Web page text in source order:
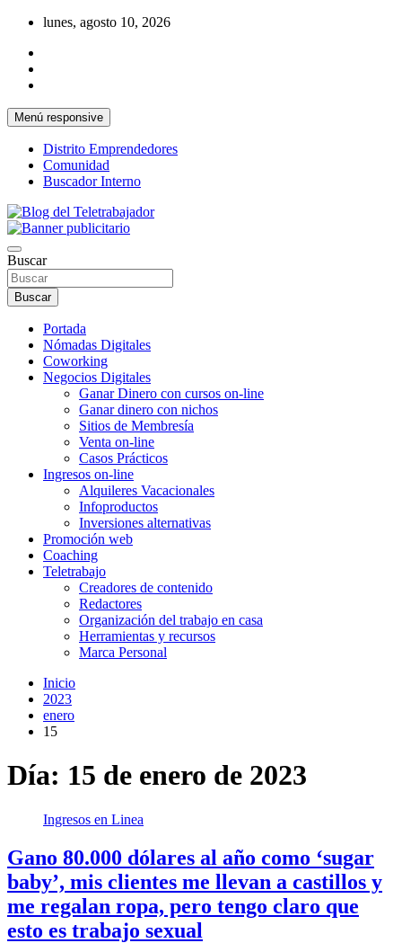
Saltar
contenido
lunes, agosto 10, 2026
Menú responsive
Distrito Emprendedores
Comunidad
Buscador Interno
Blog del Teletrabajador
Buscar
Buscar
Portada
Nómadas Digitales
Coworking
Negocios Digitales
Ganar Dinero con cursos on-line
Ganar dinero con nichos
Sitios de Membresía
Venta on-line
Casos Prácticos
Ingresos on-line
Alquileres Vacacionales
Infoproductos
Inversiones alternativas
Promoción web
Coaching
Teletrabajo
Creadores de contenido
Redactores
Organización del trabajo en casa
Herramientas y recursos
Marca Personal
Inicio
2023
enero
15
Día: 15 de enero de 2023
Ingresos en Linea
Gano 80.000 dólares al año como ‘sugar
baby’, mis clientes me llevan a castillos y
me regalan ropa, pero tengo claro que
esto es trabajo sexual